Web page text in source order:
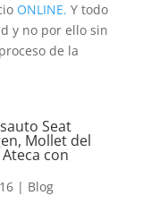
ONLINE. Y todo
y no por ello sin
de la
Seat
Mollet del
con
| Blog